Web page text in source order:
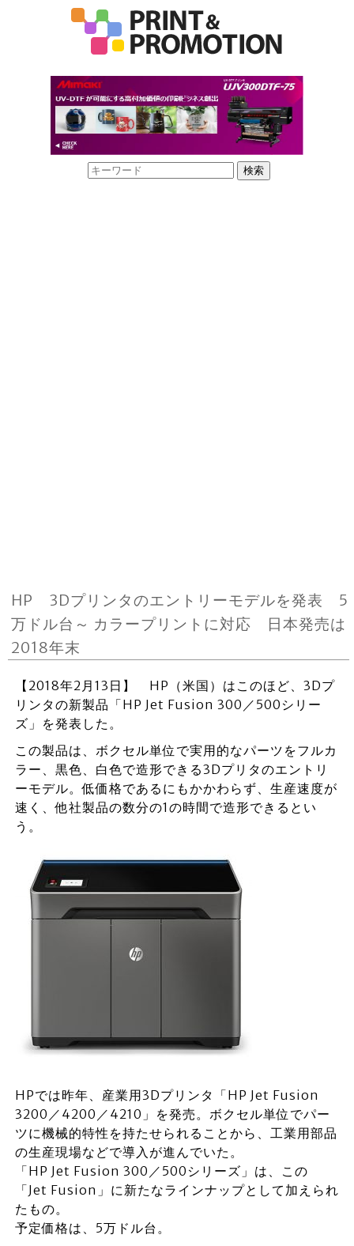
HP 3Dプリンタのエントリーモデルを発表 5
万ドル台～ カラープリントに対応 日本発売は
2018年末
【2018年2月13日】 HP（米国）はこのほど、3Dプ
リンタの新製品「HP Jet Fusion 300／500シリー
ズ」を発表した。
この製品は、ボクセル単位で実用的なパーツをフルカ
ラー、黒色、白色で造形できる3Dプリタのエントリ
ーモデル。低価格であるにもかかわらず、生産速度が
速く、他社製品の数分の1の時間で造形できるとい
う。
HPでは昨年、産業用3Dプリンタ「HP Jet Fusion
3200／4200／4210」を発売。ボクセル単位でパー
ツに機械的特性を持たせられることから、工業用部品
の生産現場などで導入が進んでいた。
「HP Jet Fusion 300／500シリーズ」は、この
「Jet Fusion」に新たなラインナップとして加えられ
たもの。
予定価格は、5万ドル台。